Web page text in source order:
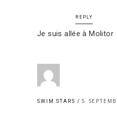
REPLY
Je suis allée à Molitor
SWIM STARS 5